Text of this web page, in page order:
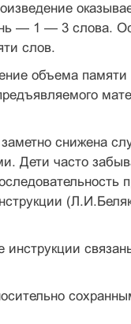
— 1 — 3 слова.
слов.
объема
снижена
Дети часто